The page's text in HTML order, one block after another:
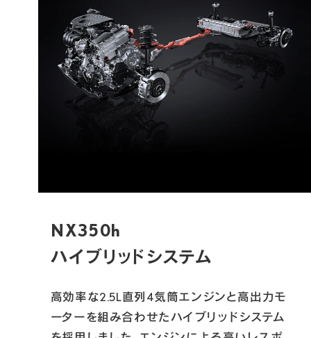
NX350h
ハイブリッドシステム
高効率な2.5L直列4気筒エンジンと高出力モ
ーターを組み合わせたハイブリッドシステム